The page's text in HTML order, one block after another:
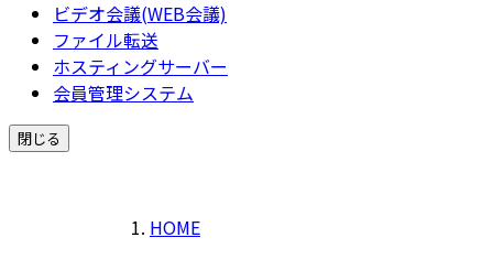
ビデオ会議(WEB会議)
ファイル転送
ホスティングサーバー
会員管理システム
閉じる
HOME